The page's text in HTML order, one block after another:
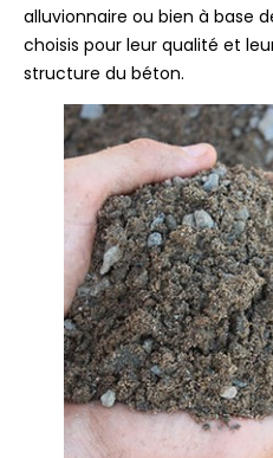
alluvionnaire ou bien à base
choisis pour leur qualité et
structure du béton.